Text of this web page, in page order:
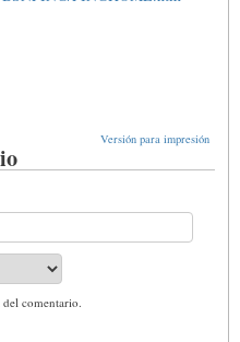
Versión para impresión
comentario.